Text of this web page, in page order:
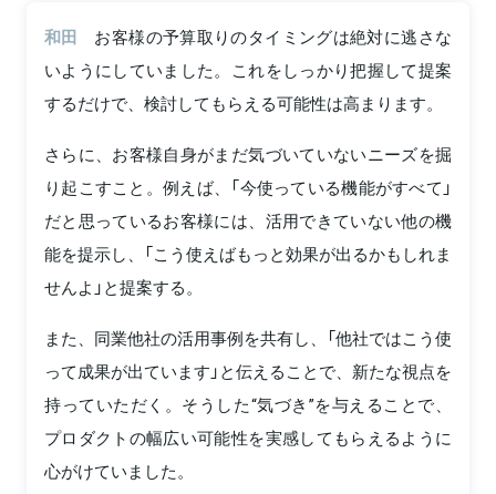
和田
お客様の予算取りのタイミングは絶対に逃さな
いようにしていました。これをしっかり把握して提案
するだけで、検討してもらえる可能性は高まります。
さらに、お客様自身がまだ気づいていないニーズを掘
り起こすこと。例えば、「今使っている機能がすべて」
だと思っているお客様には、活用できていない他の機
能を提示し、「こう使えばもっと効果が出るかもしれま
せんよ」と提案する。
また、同業他社の活用事例を共有し、「他社ではこう使
って成果が出ています」と伝えることで、新たな視点を
持っていただく。そうした“気づき”を与えることで、
プロダクトの幅広い可能性を実感してもらえるように
心がけていました。